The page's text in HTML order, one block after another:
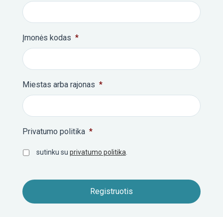
Įmonės kodas *
Miestas arba rajonas *
Privatumo politika *
sutinku su privatumo politika